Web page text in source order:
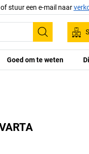
stuur een e-mail naar
Zoeken
Goed om te weten